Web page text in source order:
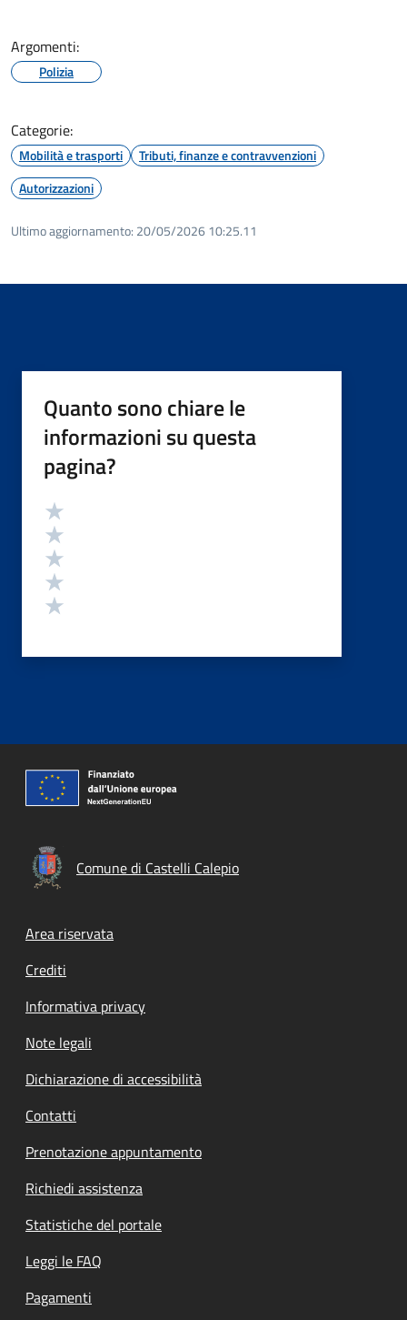
Argomenti:
Polizia
Categorie:
Mobilità e trasporti
Tributi, finanze e contravvenzioni
Autorizzazioni
Ultimo aggiornamento: 20/05/2026 10:25.11
Quanto sono chiare le
informazioni su questa
pagina?
Valutazione
Comune di Castelli Calepio
Footer menu
Area riservata
Crediti
Informativa privacy
Note legali
Dichiarazione di accessibilità
Contatti
Prenotazione appuntamento
Richiedi assistenza
Statistiche del portale
Leggi le FAQ
Pagamenti